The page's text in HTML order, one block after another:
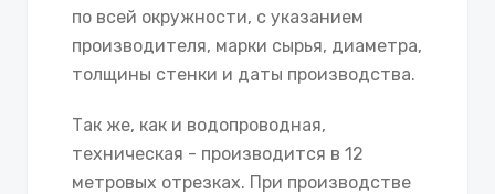
по всей окружности, с указанием
производителя, марки сырья, диаметра,
толщины стенки и даты производства.
Так же, как и водопроводная,
техническая - производится в 12
метровых отрезках. При производстве